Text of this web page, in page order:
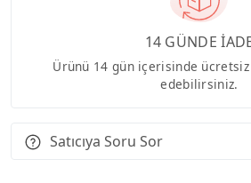
14 GÜNDE
Ürünü 14 gün içerisinde
edebilirsiniz.
Satıcıya Soru Sor